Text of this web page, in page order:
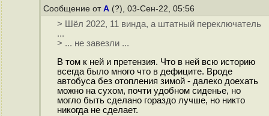
Сообщение от A (?), 03-Сен-22, 05:56
> Шёл 2022, 11 винда, а штатный переключатель
...
> ... не завезли ...
В том к ней и претензия. Что в ней всю историю
всегда было много что в дефиците. Вроде
автобуса без отопления зимой - далеко доехать
можно на сухом, почти удобном сиденье, но
могло быть сделано гораздо лучше, но никто
никогда не сделает.